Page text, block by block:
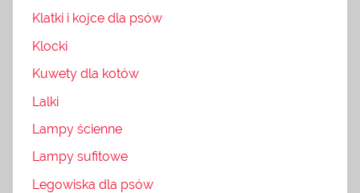
Klatki i kojce dla psów
Klocki
Kuwety dla kotów
Lalki
Lampy ścienne
Lampy sufitowe
Legowiska dla psów